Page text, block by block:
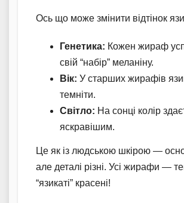
Ось що може змінити відтінок
Генетика: Кожен жираф
свій “набір” меланіну.
Вік: У старших жирафів
темніти.
Світло: На сонці колір
яскравішим.
Це як із людською шкірою —
але деталі різні. Усі жирафи —
“язикаті” красені!